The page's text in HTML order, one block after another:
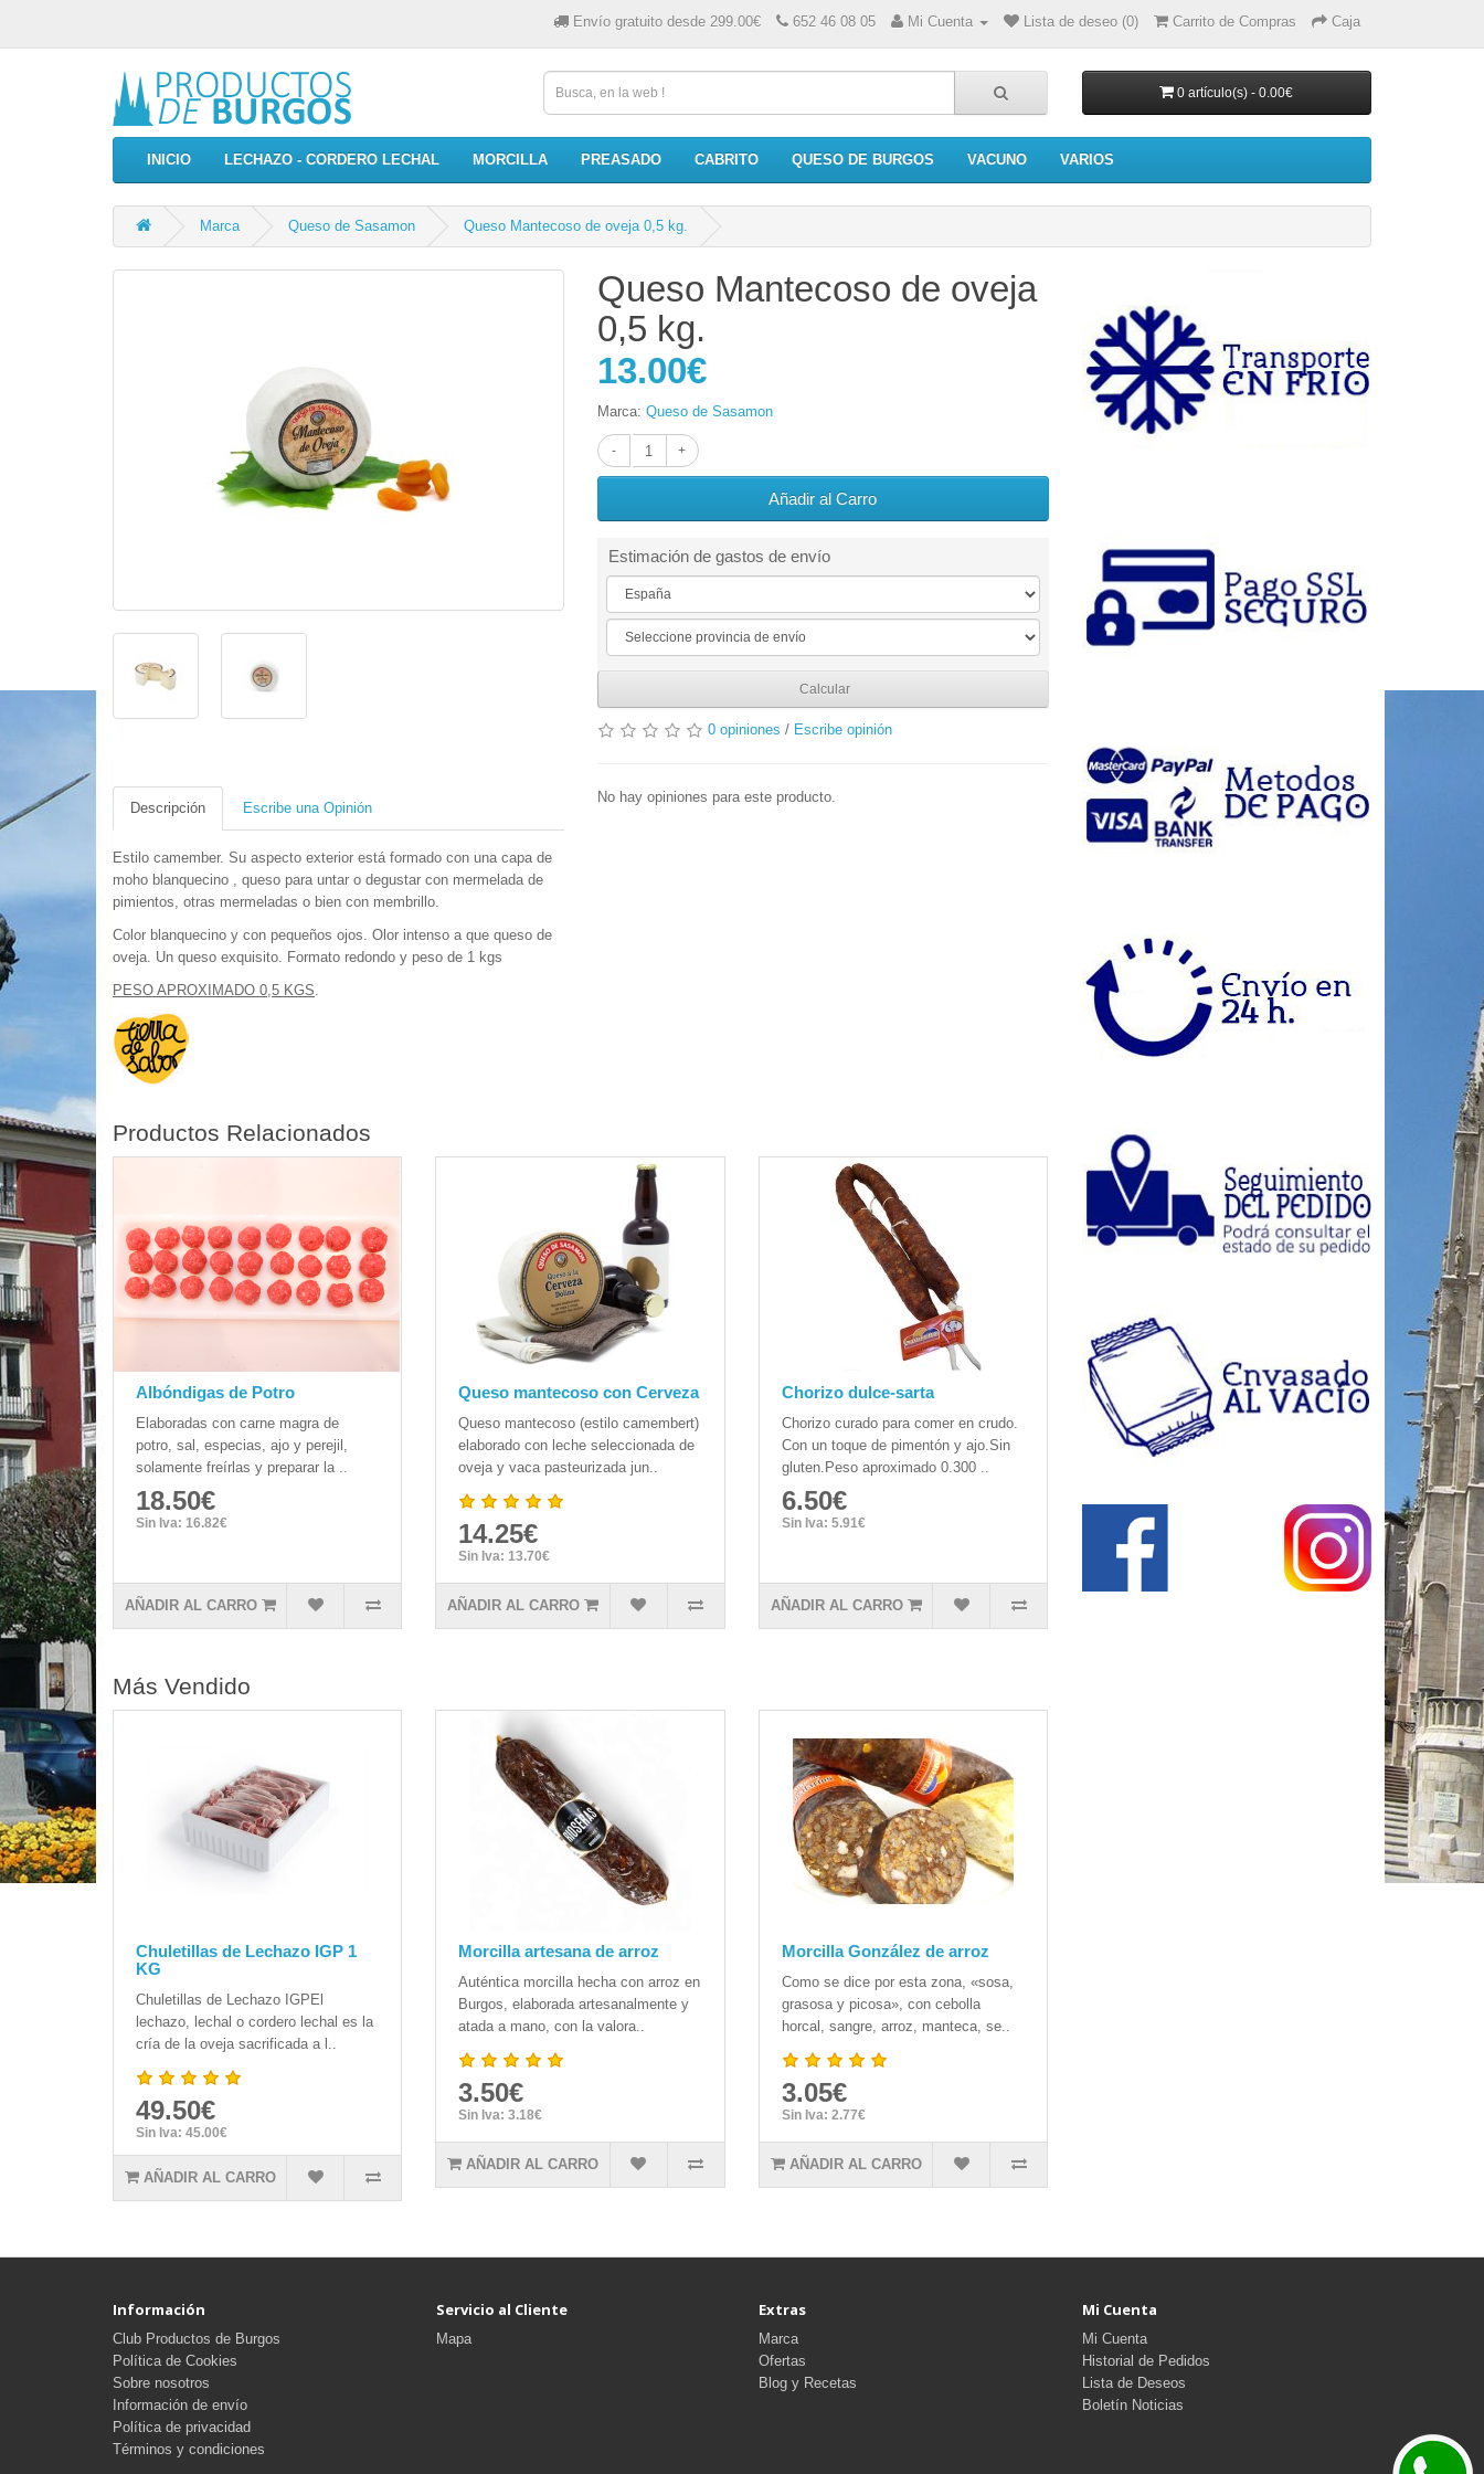
Envío gratuito desde 299.00€ 652 46 08 05 Mi Cuenta Lista de deseo (0) Carrito de Compras Caja
0 artículo(s) - 0.00€
INICIO LECHAZO - CORDERO LECHAL MORCILLA PREASADO CABRITO QUESO DE BURGOS VACUNO VARIOS
Marca Queso de Sasamon Queso Mantecoso de oveja 0,5 kg.
Queso Mantecoso de oveja
0,5 kg.
13.00€
Marca: Queso de Sasamon
Añadir al Carro
Estimación de gastos de envío
Calcular
0 opiniones / Escribe opinión
Descripción Escribe una Opinión
Estilo camember. Su aspecto exterior está formado con una capa de
moho blanquecino , queso para untar o degustar con mermelada de
pimientos, otras mermeladas o bien con membrillo.
Color blanquecino y con pequeños ojos. Olor intenso a que queso de
oveja. Un queso exquisito. Formato redondo y peso de 1 kgs
PESO APROXIMADO 0,5 KGS.
No hay opiniones para este producto.
Productos Relacionados
Albóndigas de Potro
Elaboradas con carne magra de
potro, sal, especias, ajo y perejil,
solamente freírlas y preparar la ..
18.50€
Sin Iva: 16.82€
AÑADIR AL CARRO
Queso mantecoso con Cerveza
Queso mantecoso (estilo camembert)
elaborado con leche seleccionada de
oveja y vaca pasteurizada jun..
14.25€
Sin Iva: 13.70€
AÑADIR AL CARRO
Chorizo dulce-sarta
Chorizo curado para comer en crudo.
Con un toque de pimentón y ajo.Sin
gluten.Peso aproximado 0.300 ..
6.50€
Sin Iva: 5.91€
AÑADIR AL CARRO
Más Vendido
Chuletillas de Lechazo IGP 1
KG
Chuletillas de Lechazo IGPEl
lechazo, lechal o cordero lechal es la
cría de la oveja sacrificada a l..
49.50€
Sin Iva: 45.00€
AÑADIR AL CARRO
Morcilla artesana de arroz
Auténtica morcilla hecha con arroz en
Burgos, elaborada artesanalmente y
atada a mano, con la valora..
3.50€
Sin Iva: 3.18€
AÑADIR AL CARRO
Morcilla González de arroz
Como se dice por esta zona, «sosa,
grasosa y picosa», con cebolla
horcal, sangre, arroz, manteca, se..
3.05€
Sin Iva: 2.77€
AÑADIR AL CARRO
Información
Club Productos de Burgos
Política de Cookies
Sobre nosotros
Información de envío
Política de privacidad
Términos y condiciones
Servicio al Cliente
Mapa
Extras
Marca
Ofertas
Blog y Recetas
Mi Cuenta
Mi Cuenta
Historial de Pedidos
Lista de Deseos
Boletín Noticias